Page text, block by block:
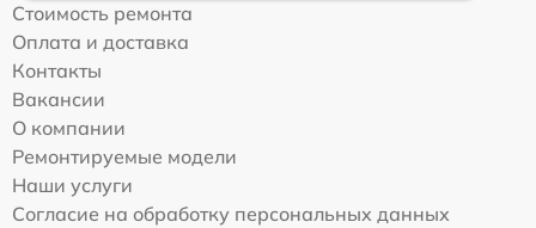
Стоимость ремонта
Оплата и доставка
Контакты
Вакансии
О компании
Ремонтируемые модели
Наши услуги
Согласие на обработку персональных данных